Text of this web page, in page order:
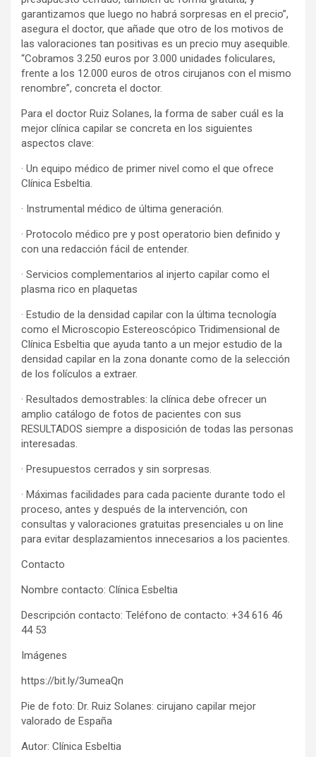
garantizamos que luego no habrá sorpresas en el precio”,
asegura el doctor, que añade que otro de los motivos de
las valoraciones tan positivas es un precio muy asequible.
“Cobramos 3.250 euros por 3.000 unidades foliculares,
frente a los 12.000 euros de otros cirujanos con el mismo
renombre”, concreta el doctor.
Para el doctor Ruiz Solanes, la forma de saber cuál es la
mejor clínica capilar se concreta en los siguientes
aspectos clave:
· Un equipo médico de primer nivel como el que ofrece
Clínica Esbeltia.
· Instrumental médico de última generación.
· Protocolo médico pre y post operatorio bien definido y
con una redacción fácil de entender.
· Servicios complementarios al injerto capilar como el
plasma rico en plaquetas
· Estudio de la densidad capilar con la última tecnología
como el Microscopio Estereoscópico Tridimensional de
Clínica Esbeltia que ayuda tanto a un mejor estudio de la
densidad capilar en la zona donante como de la selección
de los folículos a extraer.
· Resultados demostrables: la clínica debe ofrecer un
amplio catálogo de fotos de pacientes con sus
RESULTADOS siempre a disposición de todas las personas
interesadas.
· Presupuestos cerrados y sin sorpresas.
· Máximas facilidades para cada paciente durante todo el
proceso, antes y después de la intervención, con
consultas y valoraciones gratuitas presenciales u on line
para evitar desplazamientos innecesarios a los pacientes.
Contacto
Nombre contacto: Clínica Esbeltia
Descripción contacto: Teléfono de contacto: +34 616 46
44 53
Imágenes
https://bit.ly/3umeaQn
Pie de foto: Dr. Ruiz Solanes: cirujano capilar mejor
valorado de España
Autor: Clínica Esbeltia